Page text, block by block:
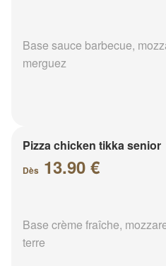
Base sauce barbecue,
merguez
Pizza chicken tikka senior
Dès 13.90 €
Base crème fraîche,
terre